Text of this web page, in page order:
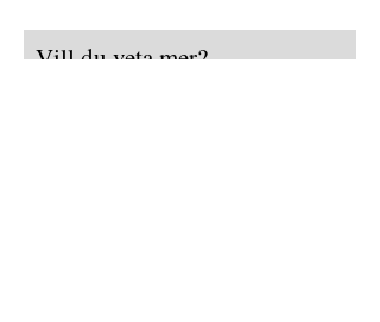
Vill du veta mer?